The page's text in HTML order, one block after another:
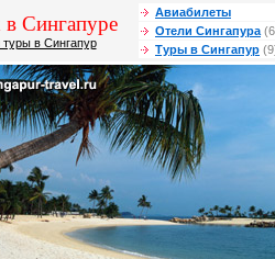
Сингапуре
туры в Сингапур
Авиабилеты
Отели Сингапура
Туры в Сингапур